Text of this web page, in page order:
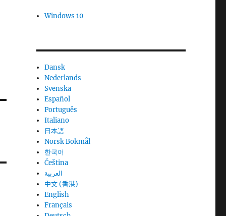
Windows 10
Dansk
Nederlands
Svenska
Español
Português
Italiano
日本語
Norsk Bokmål
한국어
Čeština
العربية
中文 (香港)
English
Français